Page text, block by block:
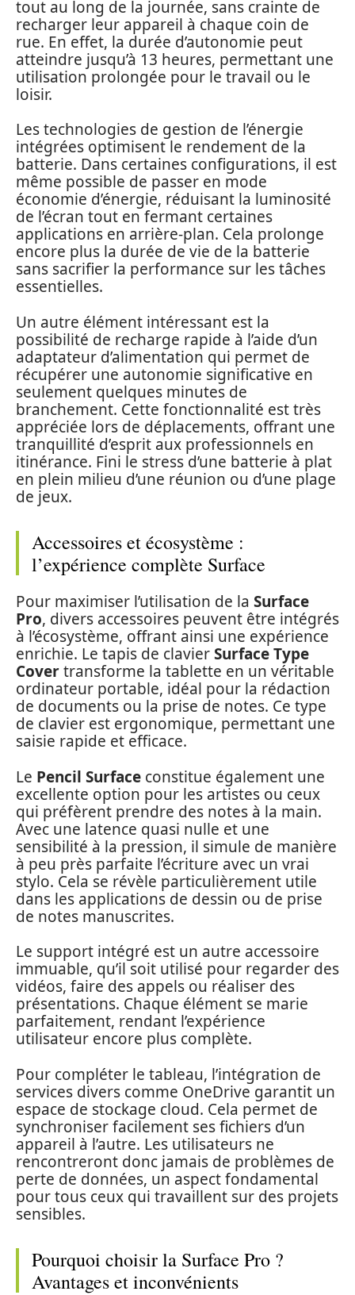
tout au long de la journée, sans crainte de
recharger leur appareil à chaque coin de
rue. En effet, la durée d’autonomie peut
atteindre jusqu’à 13 heures, permettant une
utilisation prolongée pour le travail ou le
loisir.
Les technologies de gestion de l’énergie
intégrées optimisent le rendement de la
batterie. Dans certaines configurations, il est
même possible de passer en mode
économie d’énergie, réduisant la luminosité
de l’écran tout en fermant certaines
applications en arrière-plan. Cela prolonge
encore plus la durée de vie de la batterie
sans sacrifier la performance sur les tâches
essentielles.
Un autre élément intéressant est la
possibilité de recharge rapide à l’aide d’un
adaptateur d’alimentation qui permet de
récupérer une autonomie significative en
seulement quelques minutes de
branchement. Cette fonctionnalité est très
appréciée lors de déplacements, offrant une
tranquillité d’esprit aux professionnels en
itinérance. Fini le stress d’une batterie à plat
en plein milieu d’une réunion ou d’une plage
de jeux.
Accessoires et écosystème :
l’expérience complète Surface
Pour maximiser l’utilisation de la Surface
Pro, divers accessoires peuvent être intégrés
à l’écosystème, offrant ainsi une expérience
enrichie. Le tapis de clavierSurface Type
Covertransforme la tablette en un véritable
ordinateur portable, idéal pour la rédaction
de documents ou la prise de notes. Ce type
de clavier est ergonomique, permettant une
saisie rapide et efficace.
Le Pencil Surface constitue également une
excellente option pour les artistes ou ceux
qui préfèrent prendre des notes à la main.
Avec une latence quasi nulle et une
sensibilité à la pression, il simule de manière
à peu près parfaite l’écriture avec un vrai
stylo. Cela se révèle particulièrement utile
dans les applications de dessin ou de prise
de notes manuscrites.
Le support intégré est un autre accessoire
immuable, qu’il soit utilisé pour regarder des
vidéos, faire des appels ou réaliser des
présentations. Chaque élément se marie
parfaitement, rendant l’expérience
utilisateur encore plus complète.
Pour compléter le tableau, l’intégration de
services divers comme OneDrive garantit un
espace de stockage cloud. Cela permet de
synchroniser facilement ses fichiers d’un
appareil à l’autre. Les utilisateurs ne
rencontreront donc jamais de problèmes de
perte de données, un aspect fondamental
pour tous ceux qui travaillent sur des projets
sensibles.
Pourquoi choisir la Surface Pro ?
Avantages et inconvénients